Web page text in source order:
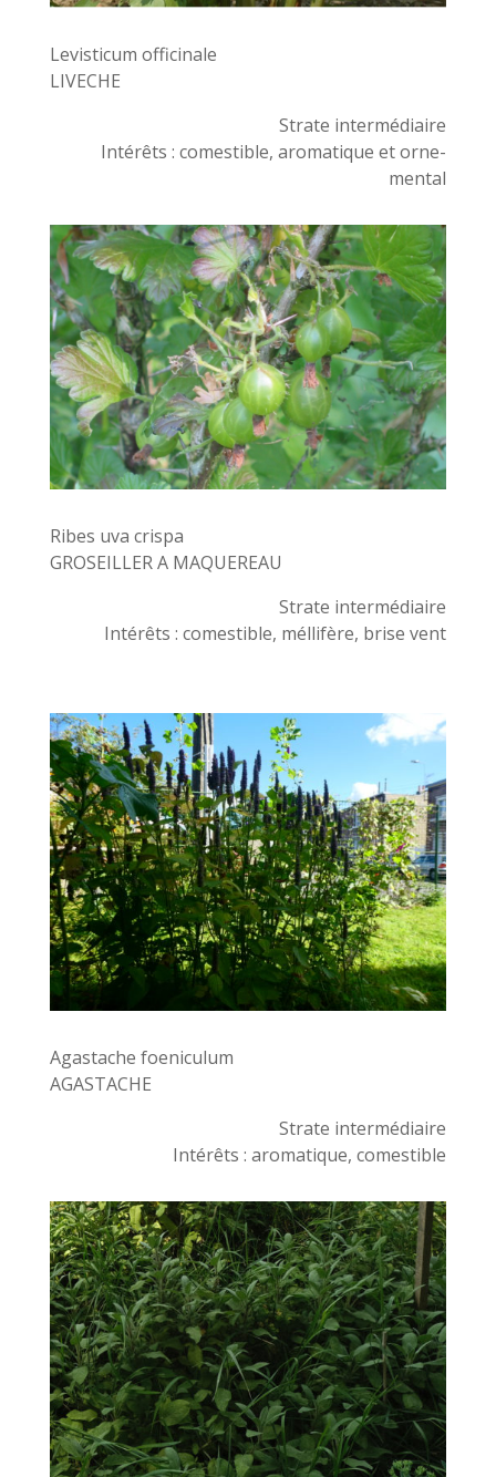
Levisticum officinale
LIVECHE
Strate intermédiaire
Intérêts : comestible, aromatique et orne-
mental
Ribes uva crispa
GROSEILLER A MAQUEREAU
Strate intermédiaire
Intérêts : comestible, méllifère, brise vent
Agastache foeniculum
AGASTACHE
Strate intermédiaire
Intérêts : aromatique, comestible